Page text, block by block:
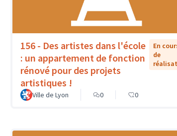
156 - Des artistes dans l'école
: un appartement de fonction
rénové pour des projets
artistiques !
En
de
Ville de Lyon 0 0